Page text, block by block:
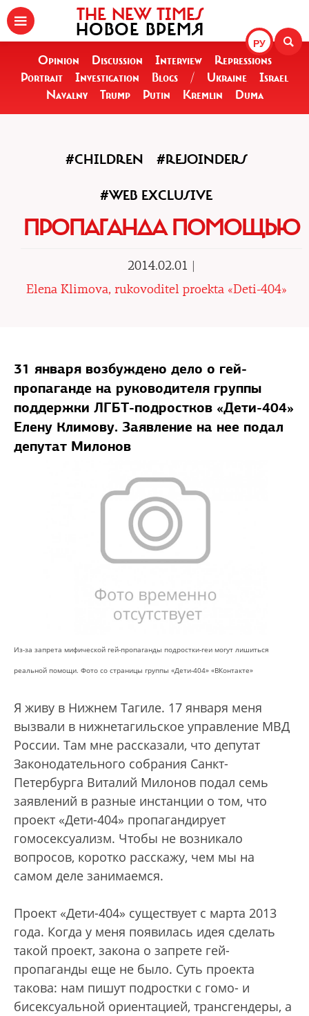
РУ
THE NEW TIMES
НОВОЕ ВРЕМЯ
Opinion Discussion Interview
Repressions
Portrait
Investigation Blogs / Ukraine
Israel
Navalny
Trump Putin Kremlin Duma
#CHILDREN #REJOINDERS
#WEB EXCLUSIVE
ПРОПАГАНДА ПОМОЩЬЮ
2014.02.01 |
Elena Klimova, rukovoditel proekta «Deti-404»
31 января возбуждено дело о гей-
пропаганде на руководителя группы
поддержки ЛГБТ-подростков «Дети-404»
Елену Климову. Заявление на нее подал
депутат Милонов
Из-за запрета мифической гей-пропаганды подростки-геи могут лишиться
реальной помощи. Фото со страницы группы «Дети-404» «ВКонтакте»
Я живу в Нижнем Тагиле. 17 января меня
вызвали в нижнетагильское управление МВД
России. Там мне рассказали, что депутат
Законодательного собрания Санкт-
Петербурга Виталий Милонов подал семь
заявлений в разные инстанции о том, что
проект «Дети-404» пропагандирует
гомосексуализм. Чтобы не возникало
вопросов, коротко расскажу, чем мы на
самом деле занимаемся.
Проект «Дети-404» существует с марта 2013
года. Когда у меня появилась идея сделать
такой проект, закона о запрете гей-
пропаганды еще не было. Суть проекта
такова: нам пишут подростки с гомо- и
бисексуальной ориентацией, трансгендеры, а